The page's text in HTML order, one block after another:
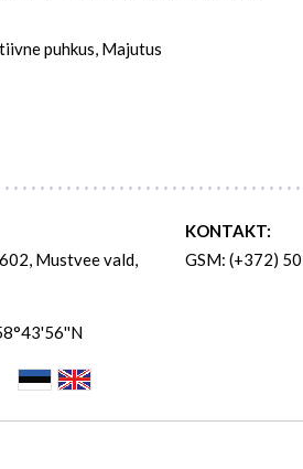
puhkus, Majutus
Mustvee vald,
KONTAKT:
GSM: (+372)